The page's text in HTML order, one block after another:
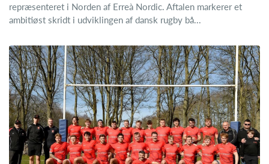
repræsenteret i Norden af Erreà Nordic. Aftalen markerer et
ambitiøst skridt i udviklingen af dansk rugby bå...